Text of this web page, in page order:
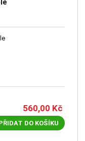
560,00 Kč
DO KOŠÍKU